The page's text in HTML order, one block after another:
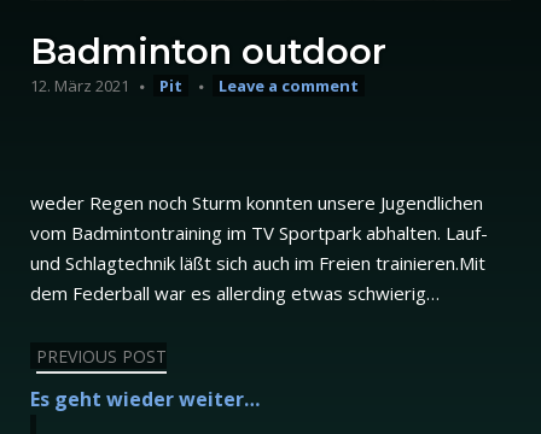
Badminton outdoor
12. März 2021 Pit Leave a comment
weder Regen noch Sturm konnten unsere Jugendlichen
vom Badmintontraining im TV Sportpark abhalten. Lauf-
und Schlagtechnik läßt sich auch im Freien trainieren.Mit
dem Federball war es allerding etwas schwierig…
Beitragsnavigation
PREVIOUS POST
Es geht wieder weiter…